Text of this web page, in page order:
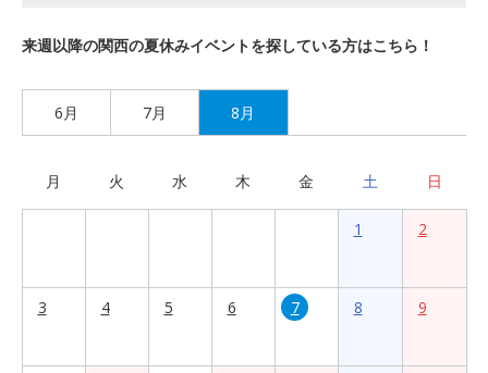
来週以降の関西の夏休みイベントを探している方はこちら！
6月 7月 8月
月 火 水 木 金 土 日
1 2
3 4 5 6 7 8 9